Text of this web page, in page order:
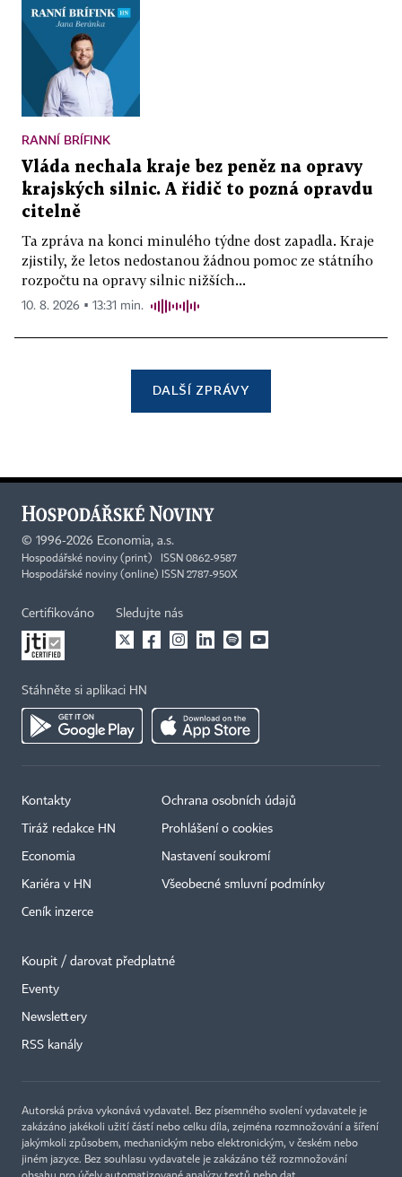
RANNÍ BRÍFINK
Vláda nechala kraje bez peněz na opravy
krajských silnic. A řidič to pozná opravdu
citelně
Ta zpráva na konci minulého týdne dost zapadla. Kraje
zjistily, že letos nedostanou žádnou pomoc ze státního
rozpočtu na opravy silnic nižších...
10. 8. 2026 ▪ 13:31 min.
DALŠÍ ZPRÁVY
© 1996-2026 Economia, a.s.
Hospodářské noviny (print) ISSN 0862-9587
Hospodářské noviny (online) ISSN 2787-950X
Certifikováno Sledujte nás
Stáhněte si aplikaci HN
Kontakty
Tiráž redakce HN
Economia
Kariéra v HN
Ceník inzerce
Ochrana osobních údajů
Prohlášení o cookies
Nastavení soukromí
Všeobecné smluvní podmínky
Koupit / darovat předplatné
Eventy
Newslettery
RSS kanály
Autorská práva vykonává vydavatel. Bez písemného svolení vydavatele je
zakázáno jakékoli užití částí nebo celku díla, zejména rozmnožování a šíření
jakýmkoli způsobem, mechanickým nebo elektronickým, v českém nebo
jiném jazyce. Bez souhlasu vydavatele je zakázáno též rozmnožování